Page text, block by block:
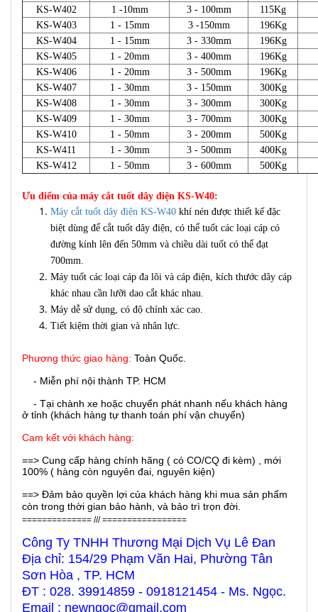
KS-W402
1 -10mm 3 - 100mm
115Kg
KS-W403
1 - 15mm 3 -150mm
196Kg
KS-W404
1 - 15mm 3 - 330mm
196Kg
KS-W405
1 - 20mm 3 - 400mm
196Kg
KS-W406
1 - 20mm 3 - 500mm
196Kg
KS-W407
1 - 30mm 3 - 150mm
300Kg
KS-W408
1 - 30mm 3 - 300mm
300Kg
KS-W409
1 - 30mm 3 - 700mm
300Kg
KS-W410
1 - 50mm 3 - 200mm
500Kg
KS-W411
1 - 30mm 3 - 500mm
400Kg
KS-W412
1 - 50mm 3 - 600mm 500Kg
Ưu điểm của máy cắt tuốt dây điện KS-W40:
Máy cắt tuốt dây điện KS-W40 khí nén được thiết kế đặc
biệt dùng để cắt tuốt dây điện, có thể tuốt các loại cáp có
đường kính lên đến 50mm và chiều dài tuốt có thể đạt
700mm.
Máy tuốt các loại cáp đa lõi và cáp điện, kích thước dây cáp
khác nhau cần lưỡi dao cắt khác nhau.
Máy dễ sử dụng, có độ chính xác cao.
Tiết kiệm thời gian và nhân lực.
Phương thức giao hàng: Toàn Quốc.
- Miễn phí nội thành TP. HCM
- Tại chành xe hoặc chuyển phát nhanh nếu khách hàng
ở tỉnh (khách hàng tự thanh toán phí vận chuyển)
Cam kết với khách hàng:
==> Cung cấp hàng chính hãng ( có CO/CQ đi kèm) , mới
100% ( hàng còn nguyên đai, nguyên kiện)
==> Đảm bảo quyền lợi của khách hàng khi mua sản phẩm
còn trong thời gian bảo hành, và bảo trì trọn đời.
============== /// =================
Công Ty TNHH Thương Mại Dịch Vụ Lê Đan
Địa chỉ: 154/29 Phạm Văn Hai, Phường Tân
Sơn Hòa , TP. HCM
ĐT : 028. 39914859 - 0918121454 - Ms. Ngọc.
Email : newngoc@gmail.com